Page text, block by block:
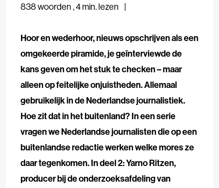
838 woorden,4 min. lezen
Hoor en wederhoor, nieuws opschrijven als een
omgekeerde piramide, je geïnterviewde de
kans geven om het stuk te checken – maar
alleen op feitelijke onjuistheden. Allemaal
gebruikelijk in de Nederlandse journalistiek.
Hoe zit dat in het buitenland? In een serie
vragen we Nederlandse journalisten die op een
buitenlandse redactie werken welke mores ze
daar tegenkomen. In deel 2: Yarno Ritzen,
producer bij de onderzoeksafdeling van